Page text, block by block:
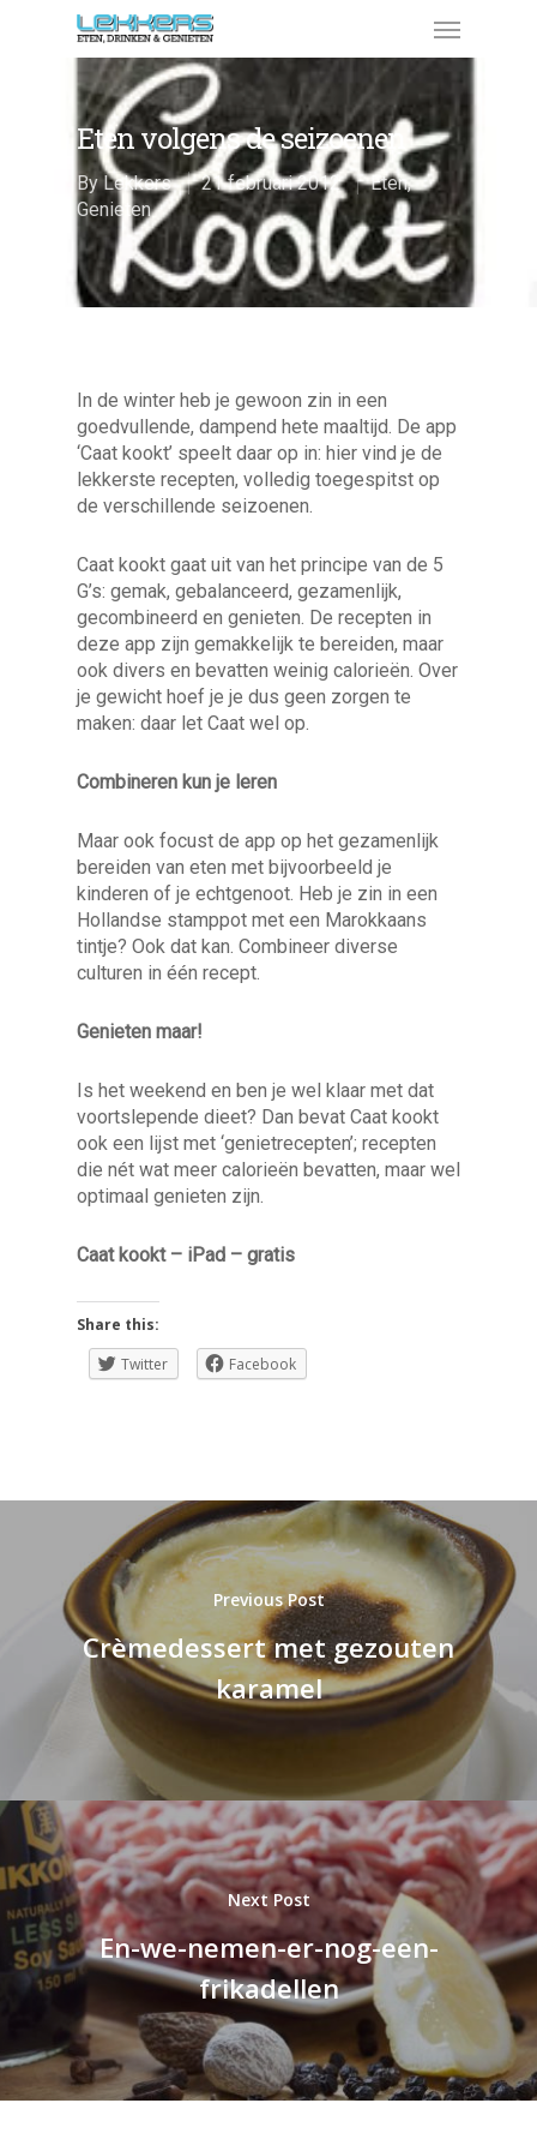
Eten volgens de seizoenen
ByLekkers 21 februari 2012 Eten,
Genieten
In de winter heb je gewoon zin in een
goedvullende, dampend hete maaltijd. De app
‘Caat kookt’ speelt daar op in: hier vind je de
lekkerste recepten, volledig toegespitst op
de verschillende seizoenen.
Caat kookt gaat uit van het principe van de 5
G’s: gemak, gebalanceerd, gezamenlijk,
gecombineerd en genieten. De recepten in
deze app zijn gemakkelijk te bereiden, maar
ook divers en bevatten weinig calorieën. Over
je gewicht hoef je je dus geen zorgen te
maken: daar let Caat wel op.
Combineren kun je leren
Maar ook focust de app op het gezamenlijk
bereiden van eten met bijvoorbeeld je
kinderen of je echtgenoot. Heb je zin in een
Hollandse stamppot met een Marokkaans
tintje? Ook dat kan. Combineer diverse
culturen in één recept.
Genieten maar!
Is het weekend en ben je wel klaar met dat
voortslepende dieet? Dan bevat Caat kookt
ook een lijst met ‘genietrecepten’; recepten
die nét wat meer calorieën bevatten, maar wel
optimaal genieten zijn.
Caat kookt – iPad – gratis
Share this:
Twitter
Facebook
Previous Post
Crèmedessert met gezouten
karamel
Next Post
En-we-nemen-er-nog-een-
frikadellen